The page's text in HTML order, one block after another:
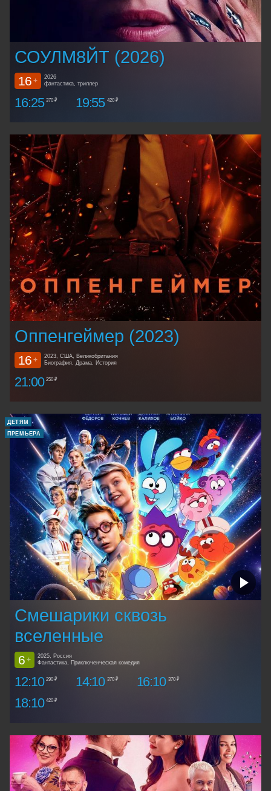
СОУЛМ8ЙТ (2026)
16 +
2026
фантастика, триллер
16:25 370 ₽ 19:55 420 ₽
Оппенгеймер (2023)
16 +
2023, США, Великобритания
Биография, Драма, История
21:00 250 ₽
ДЕТЯМ
ПРЕМЬЕРА
Смешарики сквозь
вселенные
6 +
2025, Россия
Фантастика, Приключенческая комедия
12:10 290 ₽ 14:10 370 ₽ 16:10 370 ₽
18:10 420 ₽